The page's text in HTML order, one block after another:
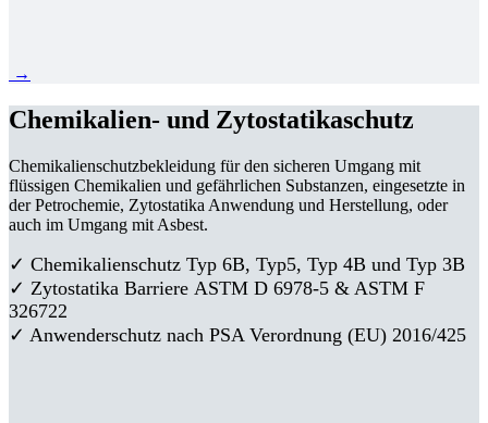
→
Chemikalien- und Zytostatikaschutz
Chemikalienschutzbekleidung für den sicheren Umgang mit
flüssigen Chemikalien und gefährlichen Substanzen, eingesetzte in
der Petrochemie, Zytostatika Anwendung und Herstellung, oder
auch im Umgang mit Asbest.
✓ Chemikalienschutz Typ 6B, Typ5, Typ 4B und Typ 3B
✓ Zytostatika Barriere ASTM D 6978-5 & ASTM F
326722
✓ Anwenderschutz nach PSA Verordnung (EU) 2016/425